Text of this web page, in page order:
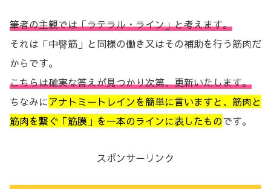
筆者の主観では「ラテラル・ライン」と考えます。
それは「中臀筋」と同様の働き又はその補助を行う筋肉だ
からです。
こちらは確実な答えが見つかり次第、更新いたします。
ちなみにアナトミートレインを簡単に言いますと、筋肉と
筋肉を繋ぐ「筋膜」を一本のラインに表したものです。
スポンサーリンク